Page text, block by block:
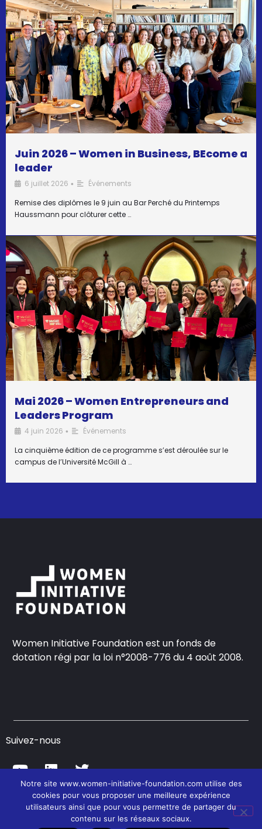
Juin 2026 – Women in Business, BEcome a
leader
6 juillet 2026 •
Événements
Remise des diplômes le 9 juin au Bar Perché du Printemps
Haussmann pour clôturer cette …
Mai 2026 – Women Entrepreneurs and
Leaders Program
4 juin 2026 •
Événements
La cinquième édition de ce programme s’est déroulée sur le
campus de l’Université McGill à …
Women Initiative Foundation est un fonds de
dotation régi par la loi n°2008-776 du 4 août 2008.
Suivez-nous
© Women Initiative Foundation – 2021
Notre site www.women-initiative-foundation.com utilise des
cookies pour vous proposer une meilleure expérience
utilisateurs ainsi que pour vous permettre de partager du
contenu sur les réseaux sociaux.